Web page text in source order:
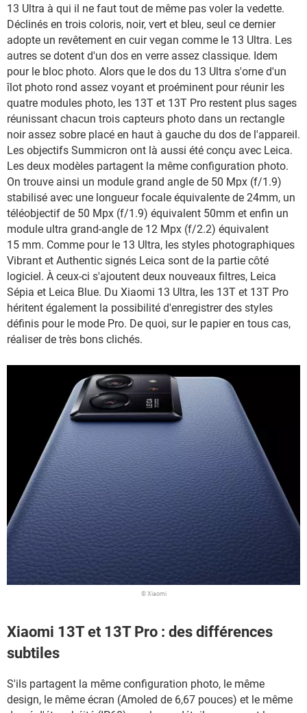
13 Ultra à qui il ne faut tout de même pas voler la vedette.
Déclinés en trois coloris, noir, vert et bleu, seul ce dernier
adopte un revêtement en cuir vegan comme le 13 Ultra. Les
autres se dotent d'un dos en verre assez classique. Idem
pour le bloc photo. Alors que le dos du 13 Ultra s'orne d'un
îlot photo rond assez voyant et proéminent pour réunir les
quatre modules photo, les 13T et 13T Pro restent plus sages
réunissant chacun trois capteurs photo dans un rectangle
noir assez sobre placé en haut à gauche du dos de l'appareil.
Les objectifs Summicron ont là aussi été conçu avec Leica.
Les deux modèles partagent la même configuration photo.
On trouve ainsi un module grand angle de 50 Mpx (f/1.9)
stabilisé avec une longueur focale équivalente de 24mm, un
téléobjectif de 50 Mpx (f/1.9) équivalent 50mm et enfin un
module ultra grand-angle de 12 Mpx (f/2.2) équivalent
15 mm. Comme pour le 13 Ultra, les styles photographiques
Vibrant et Authentic signés Leica sont de la partie côté
logiciel. À ceux-ci s'ajoutent deux nouveaux filtres, Leica
Sépia et Leica Blue. Du Xiaomi 13 Ultra, les 13T et 13T Pro
héritent également la possibilité d'enregistrer des styles
définis pour le mode Pro. De quoi, sur le papier en tous cas,
réaliser de très bons clichés.
© Xiaomi
Xiaomi 13T et 13T Pro : des différences
subtiles
S'ils partagent la même configuration photo, le même
design, le même écran (Amoled de 6,67 pouces) et le même